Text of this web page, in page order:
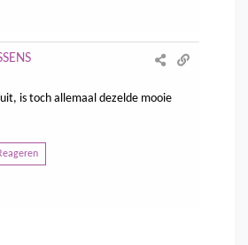
is toch allemaal dezelde mooie